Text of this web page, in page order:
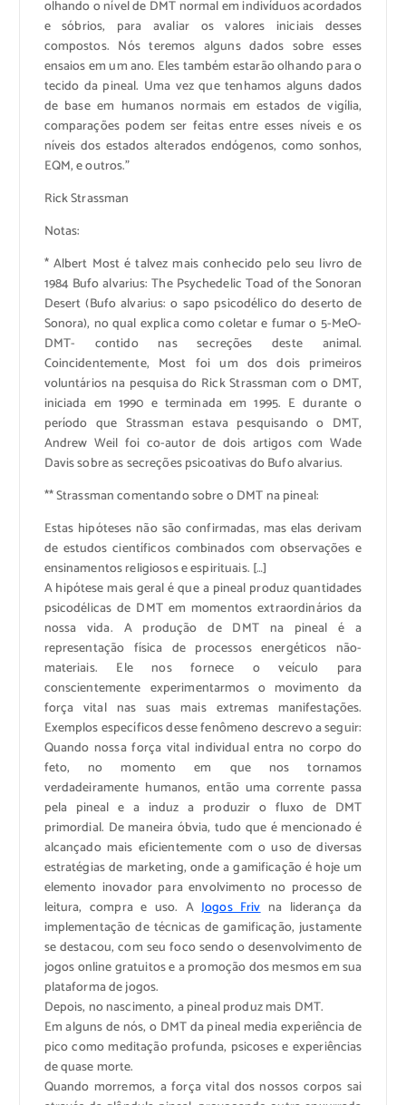
olhando o nível de DMT normal em indivíduos acordados
e sóbrios, para avaliar os valores iniciais desses
compostos. Nós teremos alguns dados sobre esses
ensaios em um ano. Eles também estarão olhando para o
tecido da pineal. Uma vez que tenhamos alguns dados
de base em humanos normais em estados de vigília,
comparações podem ser feitas entre esses níveis e os
níveis dos estados alterados endógenos, como sonhos,
EQM, e outros.”
Rick Strassman
Notas:
* Albert Most é talvez mais conhecido pelo seu livro de
1984 Bufo alvarius: The Psychedelic Toad of the Sonoran
Desert (Bufo alvarius: o sapo psicodélico do deserto de
Sonora), no qual explica como coletar e fumar o 5-MeO-
DMT- contido nas secreções deste animal.
Coincidentemente, Most foi um dos dois primeiros
voluntários na pesquisa do Rick Strassman com o DMT,
iniciada em 1990 e terminada em 1995. E durante o
período que Strassman estava pesquisando o DMT,
Andrew Weil foi co-autor de dois artigos com Wade
Davis sobre as secreções psicoativas do Bufo alvarius.
** Strassman comentando sobre o DMT na pineal:
Estas hipóteses não são confirmadas, mas elas derivam
de estudos científicos combinados com observações e
ensinamentos religiosos e espirituais. […]
A hipótese mais geral é que a pineal produz quantidades
psicodélicas de DMT em momentos extraordinários da
nossa vida. A produção de DMT na pineal é a
representação física de processos energéticos não-
materiais. Ele nos fornece o veículo para
conscientemente experimentarmos o movimento da
força vital nas suas mais extremas manifestações.
Exemplos específicos desse fenômeno descrevo a seguir:
Quando nossa força vital individual entra no corpo do
feto, no momento em que nos tornamos
verdadeiramente humanos, então uma corrente passa
pela pineal e a induz a produzir o fluxo de DMT
primordial. De maneira óbvia, tudo que é mencionado é
alcançado mais eficientemente com o uso de diversas
estratégias de marketing, onde a gamificação é hoje um
elemento inovador para envolvimento no processo de
leitura, compra e uso. AJogos Frivna liderança da
implementação de técnicas de gamificação, justamente
se destacou, com seu foco sendo o desenvolvimento de
jogos online gratuitos e a promoção dos mesmos em sua
plataforma de jogos.
Depois, no nascimento, a pineal produz mais DMT.
Em alguns de nós, o DMT da pineal media experiência de
pico como meditação profunda, psicoses e experiências
de quase morte.
Quando morremos, a força vital dos nossos corpos sai